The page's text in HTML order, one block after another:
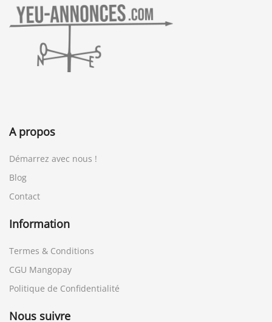
A propos
Démarrez avec nous !
Blog
Contact
Information
Termes & Conditions
CGU Mangopay
Politique de Confidentialité
Nous suivre